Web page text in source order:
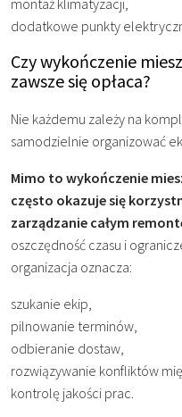
dodatkowe punkty
Czy wykończenie
zawsze się opłaca?
Nie każdemu zależy na
samodzielnie organizować
Mimo to wykończenie
często okazuje się
zarządzanie całym
oszczędność czasu i
organizacja oznacza:
szukanie ekip,
pilnowanie terminów,
odbieranie dostaw,
rozwiązywanie konfliktów
kontrolę jakości prac.